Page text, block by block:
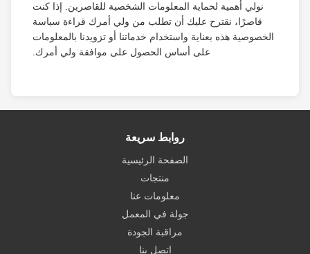
نولي أهمية لحماية المعلومات الشخصية للقاصرين. إذا كنت
قاصرًا، نقترح عليك أن تطلب من ولي أمرك قراءة سياسة
الخصوصية هذه بعناية واستخدام خدماتنا أو تزويدنا بالمعلومات
على أساس الحصول على موافقة ولي أمرك.
روابط سريعة
الصفحة الرئيسية
منتجات
معلومات عنا
جولة في المعمل
مراقبة الجودة
اتصل بنا